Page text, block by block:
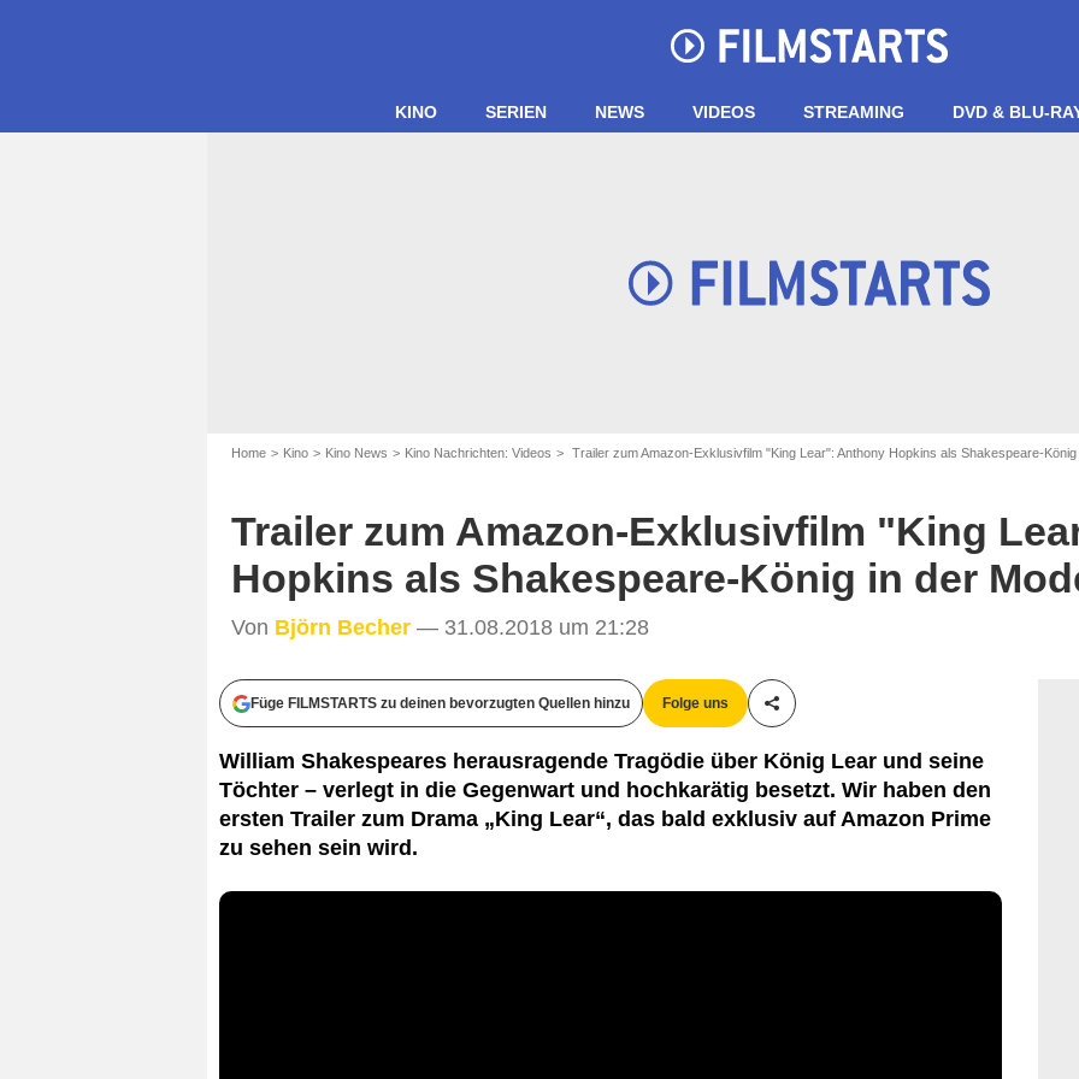
KINO SERIEN NEWS VIDEOS STREAMING DVD & BLU-
Home Kino Kino News Kino Nachrichten: Videos Trailer zum Amazon-Exklusivfilm "King Lear": Anthony Hopkins als Shakespeare-
Trailer zum Amazon-Exklusivfilm "King
Hopkins als Shakespeare-König in der
Von Björn Becher — 31.08.2018 um 21:28
Füge FILMSTARTS zu deinen bevorzugten Quellen hinzu Folge uns
Teile diesen Artikel
William Shakespeares herausragende Tragödie über König Lear und seine
Töchter – verlegt in die Gegenwart und hochkarätig besetzt. Wir haben den
ersten Trailer zum Drama „King Lear“, das bald exklusiv auf Amazon Prime
zu sehen sein wird.